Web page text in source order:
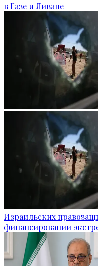
в Газе и Ливане
Израильских
финансировании